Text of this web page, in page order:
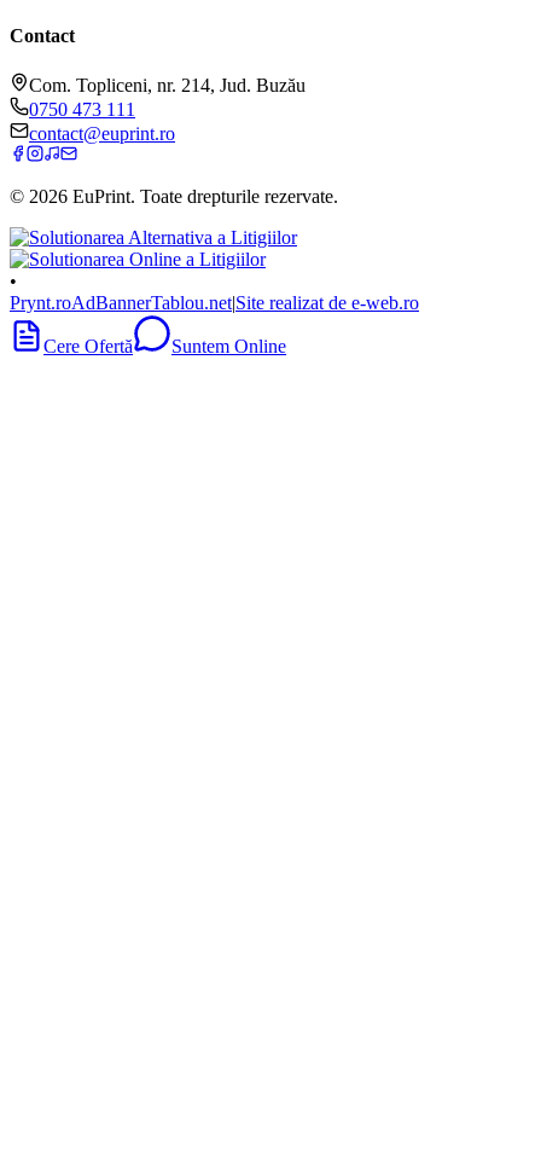
Contact
Com. Topliceni, nr. 214, Jud. Buzău
0750 473 111
contact@euprint.ro
© 2026 EuPrint. Toate drepturile rezervate.
•
Prynt.roAdBannerTablou.net|Site realizat de e-web.ro
Cere Ofertă Suntem Online